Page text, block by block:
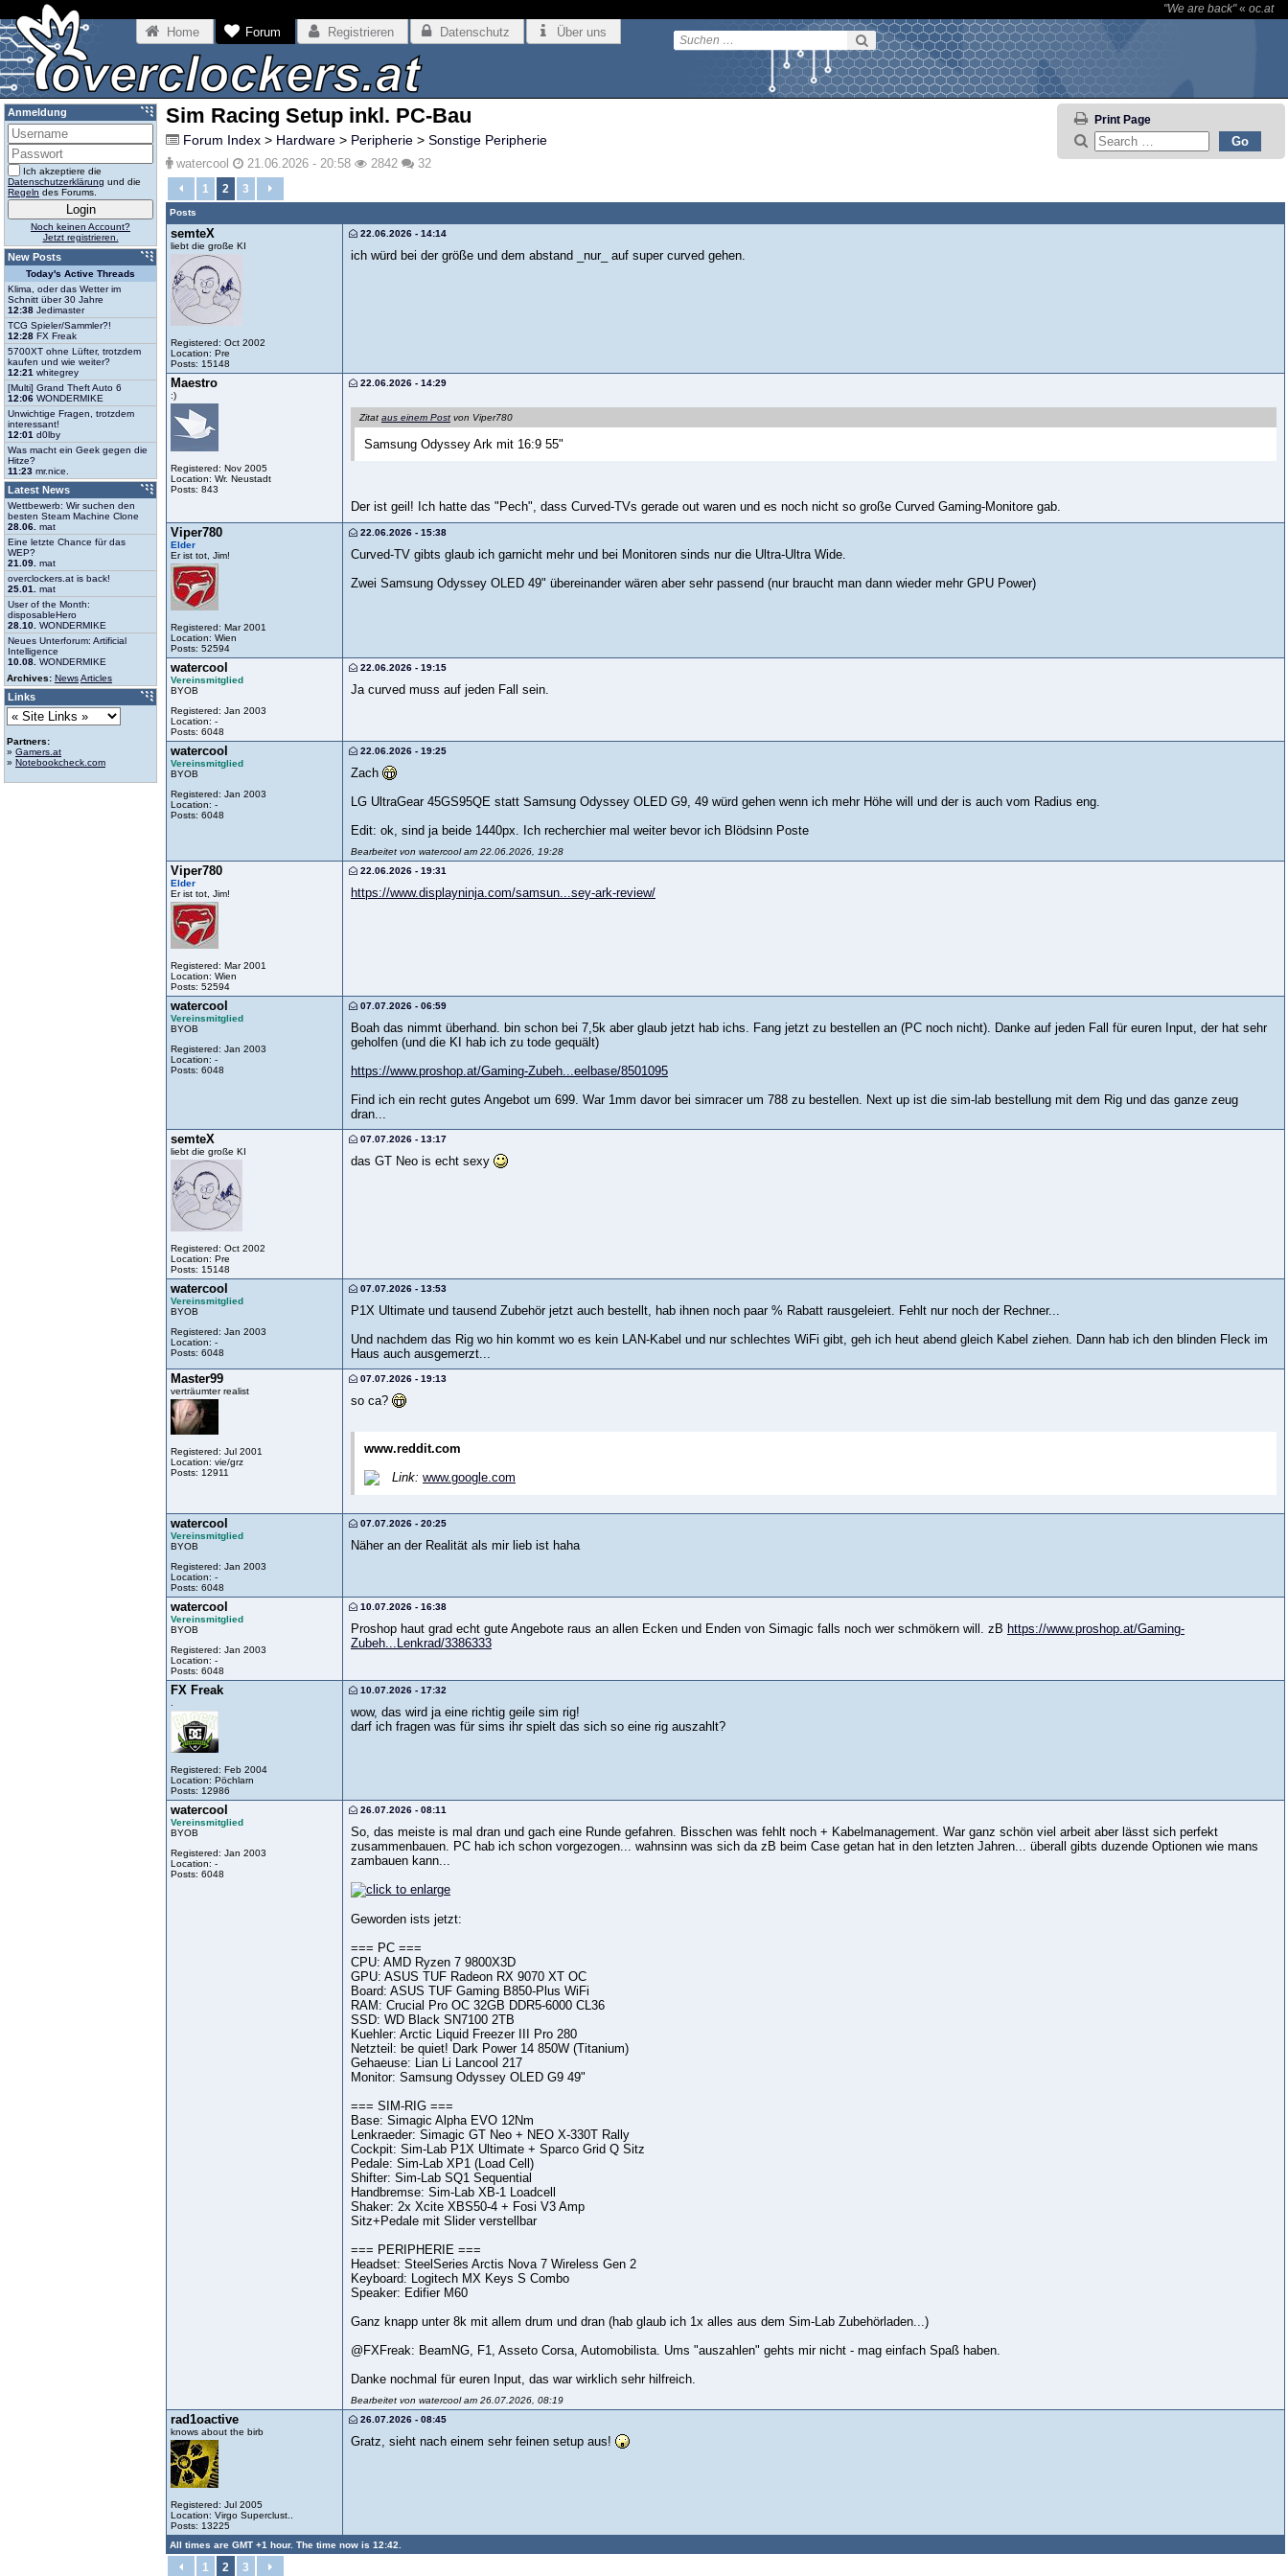
"We are back"« oc.at
Home Forum Registrieren Datenschutz Über uns
Sim Racing Setup inkl. PC-Bau Print Page
Forum Index > Hardware > Peripherie > Sonstige Peripherie
watercool 21.06.2026 - 20:58 2842 32
1 2 3
Posts
semteX
liebt die große KI
Registered: Oct 2002
Location: Pre
Posts: 15148
22.06.2026 - 14:14
ich würd bei der größe und dem abstand _nur_ auf super curved gehen.
Maestro
:)
Registered: Nov 2005
Location: Wr. Neustadt
Posts: 843
22.06.2026 - 14:29
Zitat aus einem Post von Viper780
Samsung Odyssey Ark mit 16:9 55"
Der ist geil! Ich hatte das "Pech", dass Curved-TVs gerade out waren und es noch nicht so große Curved Gaming-Monitore gab.
Viper780
Elder
Er ist tot, Jim!
Registered: Mar 2001
Location: Wien
Posts: 52594
22.06.2026 - 15:38
Curved-TV gibts glaub ich garnicht mehr und bei Monitoren sinds nur die Ultra-Ultra Wide.
Zwei Samsung Odyssey OLED 49" übereinander wären aber sehr passend (nur braucht man dann wieder mehr GPU Power)
watercool
Vereinsmitglied
BYOB
Registered: Jan 2003
Location: -
Posts: 6048
22.06.2026 - 19:15
Ja curved muss auf jeden Fall sein.
watercool
Vereinsmitglied
BYOB
Registered: Jan 2003
Location: -
Posts: 6048
22.06.2026 - 19:25
Zach
LG UltraGear 45GS95QE statt Samsung Odyssey OLED G9, 49 würd gehen wenn ich mehr Höhe will und der is auch vom Radius eng.
Edit: ok, sind ja beide 1440px. Ich recherchier mal weiter bevor ich Blödsinn Poste
Bearbeitet von watercool am 22.06.2026, 19:28
Viper780
Elder
Er ist tot, Jim!
Registered: Mar 2001
Location: Wien
Posts: 52594
22.06.2026 - 19:31
https://www.displayninja.com/samsun...sey-ark-review/
watercool
Vereinsmitglied
BYOB
Registered: Jan 2003
Location: -
Posts: 6048
07.07.2026 - 06:59
Boah das nimmt überhand. bin schon bei 7,5k aber glaub jetzt hab ichs. Fang jetzt zu bestellen an (PC noch nicht). Danke auf jeden Fall für euren Input, der hat sehr
geholfen (und die KI hab ich zu tode gequält)
https://www.proshop.at/Gaming-Zubeh...eelbase/8501095
Find ich ein recht gutes Angebot um 699. War 1mm davor bei simracer um 788 zu bestellen. Next up ist die sim-lab bestellung mit dem Rig und das ganze zeug
dran...
semteX
liebt die große KI
Registered: Oct 2002
Location: Pre
Posts: 15148
07.07.2026 - 13:17
das GT Neo is echt sexy
watercool
Vereinsmitglied
BYOB
Registered: Jan 2003
Location: -
Posts: 6048
07.07.2026 - 13:53
P1X Ultimate und tausend Zubehör jetzt auch bestellt, hab ihnen noch paar % Rabatt rausgeleiert. Fehlt nur noch der Rechner...
Und nachdem das Rig wo hin kommt wo es kein LAN-Kabel und nur schlechtes WiFi gibt, geh ich heut abend gleich Kabel ziehen. Dann hab ich den blinden Fleck im
Haus auch ausgemerzt...
Master99
verträumter realist
Registered: Jul 2001
Location: vie/grz
Posts: 12911
07.07.2026 - 19:13
so ca?
www.reddit.com
Link: www.google.com
watercool
Vereinsmitglied
BYOB
Registered: Jan 2003
Location: -
Posts: 6048
07.07.2026 - 20:25
Näher an der Realität als mir lieb ist haha
watercool
Vereinsmitglied
BYOB
Registered: Jan 2003
Location: -
Posts: 6048
10.07.2026 - 16:38
Proshop haut grad echt gute Angebote raus an allen Ecken und Enden von Simagic falls noch wer schmökern will. zB https://www.proshop.at/Gaming-
Zubeh...Lenkrad/3386333
FX Freak
Registered: Feb 2004
Location: Pöchlarn
Posts: 12986
10.07.2026 - 17:32
wow, das wird ja eine richtig geile sim rig!
darf ich fragen was für sims ihr spielt das sich so eine rig auszahlt?
watercool
Vereinsmitglied
BYOB
Registered: Jan 2003
Location: -
Posts: 6048
26.07.2026 - 08:11
So, das meiste is mal dran und gach eine Runde gefahren. Bisschen was fehlt noch + Kabelmanagement. War ganz schön viel arbeit aber lässt sich perfekt
zusammenbauen. PC hab ich schon vorgezogen... wahnsinn was sich da zB beim Case getan hat in den letzten Jahren... überall gibts duzende Optionen wie mans
zambauen kann...
Geworden ists jetzt:
=== PC ===
CPU: AMD Ryzen 7 9800X3D
GPU: ASUS TUF Radeon RX 9070 XT OC
Board: ASUS TUF Gaming B850-Plus WiFi
RAM: Crucial Pro OC 32GB DDR5-6000 CL36
SSD: WD Black SN7100 2TB
Kuehler: Arctic Liquid Freezer III Pro 280
Netzteil: be quiet! Dark Power 14 850W (Titanium)
Gehaeuse: Lian Li Lancool 217
Monitor: Samsung Odyssey OLED G9 49"
=== SIM-RIG ===
Base: Simagic Alpha EVO 12Nm
Lenkraeder: Simagic GT Neo + NEO X-330T Rally
Cockpit: Sim-Lab P1X Ultimate + Sparco Grid Q Sitz
Pedale: Sim-Lab XP1 (Load Cell)
Shifter: Sim-Lab SQ1 Sequential
Handbremse: Sim-Lab XB-1 Loadcell
Shaker: 2x Xcite XBS50-4 + Fosi V3 Amp
Sitz+Pedale mit Slider verstellbar
=== PERIPHERIE ===
Headset: SteelSeries Arctis Nova 7 Wireless Gen 2
Keyboard: Logitech MX Keys S Combo
Speaker: Edifier M60
Ganz knapp unter 8k mit allem drum und dran (hab glaub ich 1x alles aus dem Sim-Lab Zubehörladen...)
@FXFreak: BeamNG, F1, Asseto Corsa, Automobilista. Ums "auszahlen" gehts mir nicht - mag einfach Spaß haben.
Danke nochmal für euren Input, das war wirklich sehr hilfreich.
Bearbeitet von watercool am 26.07.2026, 08:19
rad1oactive
knows about the birb
Registered: Jul 2005
Location: Virgo Superclust..
Posts: 13225
26.07.2026 - 08:45
Gratz, sieht nach einem sehr feinen setup aus!
All times are GMT +1 hour. The time now is 12:42.
1 2 3
Anmeldung
Ich akzeptiere die
Datenschutzerklärung und die
Regeln des Forums.
Noch keinen Account?
Jetzt registrieren.
New Posts
Today's Active Threads
Klima, oder das Wetter im
Schnitt über 30 Jahre
12:38 Jedimaster
TCG Spieler/Sammler?!
12:28 FX Freak
5700XT ohne Lüfter, trotzdem
kaufen und wie weiter?
12:21 whitegrey
[Multi] Grand Theft Auto 6
12:06 WONDERMIKE
Unwichtige Fragen, trotzdem
interessant!
12:01 d0lby
Was macht ein Geek gegen die
Hitze?
11:23 mr.nice.
Latest News
Wettbewerb: Wir suchen den
besten Steam Machine Clone
28.06. mat
Eine letzte Chance für das
WEP?
21.09. mat
overclockers.at is back!
25.01.
mat
User of the Month:
disposableHero
28.10. WONDERMIKE
Neues Unterforum: Artificial
Intelligence
10.08. WONDERMIKE
Archives: NewsArticles
Links
Partners:
» Gamers.at
» Notebookcheck.com